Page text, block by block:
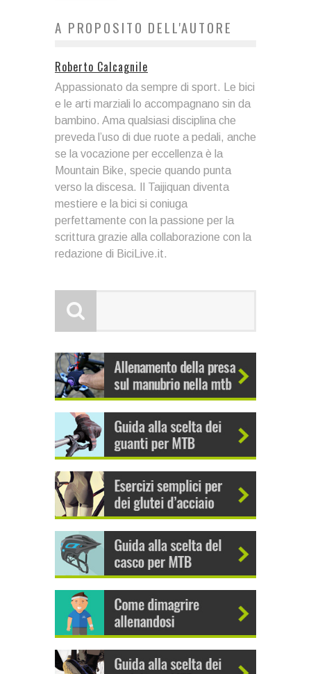
A PROPOSITO DELL'AUTORE
Roberto Calcagnile
Appassionato da sempre di sport. Le bici
e le arti marziali lo accompagnano sin da
bambino. Ama qualsiasi disciplina che
preveda l’uso di due ruote a pedali, anche
se la vocazione per eccellenza è la
Mountain Bike, specie quando punta
verso la discesa. Il Taijiquan diventa
mestiere e la bici si coniuga
perfettamente con la passione per la
scrittura grazie alla collaborazione con la
redazione di BiciLive.it.